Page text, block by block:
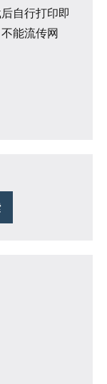
自行打印即
能流传网